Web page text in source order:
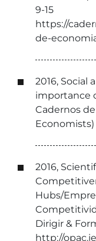
9-15
https://
de-
2016, Social
importance
Cadernos
Economists)
2016,
Hubs/
Dirigir &
http://